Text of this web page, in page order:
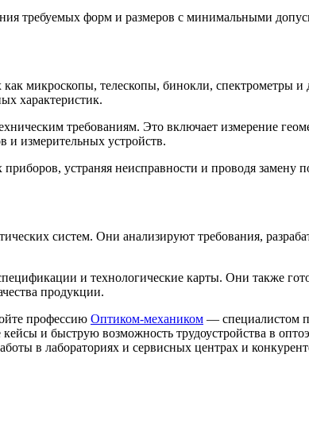
требуемых форм и размеров с минимальными
микроскопы, телескопы, бинокли, спектрометры и
характеристик.
требованиям. Это включает измерение
и измерительных устройств.
устраняя неисправности и проводя
систем. Они анализируют требования,
и технологические карты. Они также
продукции.
профессию Оптиком-механиком — специалистом
и быструю возможность трудоустройства в
в лабораториях и сервисных центрах и